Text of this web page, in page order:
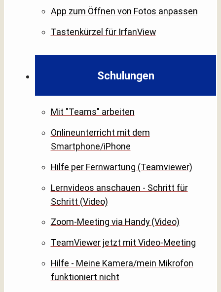
App zum Öffnen von Fotos anpassen
Tastenkürzel für IrfanView
Schulungen
Mit "Teams" arbeiten
Onlineunterricht mit dem
Smartphone/iPhone
Hilfe per Fernwartung (Teamviewer)
Lernvideos anschauen - Schritt für
Schritt (Video)
Zoom-Meeting via Handy (Video)
TeamViewer jetzt mit Video-Meeting
Hilfe - Meine Kamera/mein Mikrofon
funktioniert nicht